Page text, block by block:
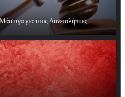
για τους Δανειολήπτες